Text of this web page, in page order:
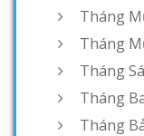
Tháng
Tháng
Tháng
Tháng
Tháng